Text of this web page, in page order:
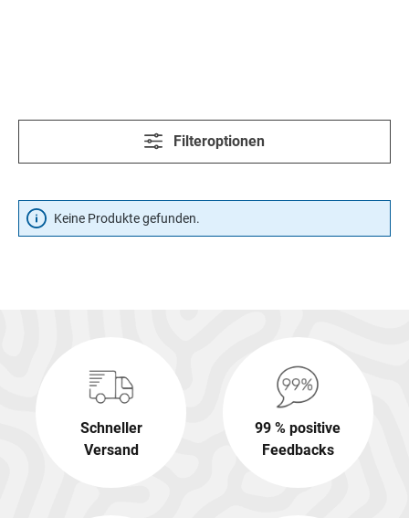
Filteroptionen
Keine Produkte gefunden.
Schneller
Versand
99 % positive
Feedbacks